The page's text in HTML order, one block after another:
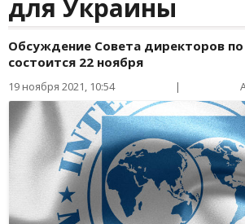
для Украины
Обсуждение Совета директоров
состоится 22 ноября
19 ноября 2021, 10:54 |